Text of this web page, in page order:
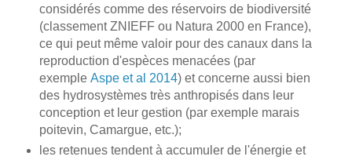
considérés comme des réservoirs de biodiversité
(classement ZNIEFF ou Natura 2000 en France),
ce qui peut même valoir pour des canaux dans la
reproduction d'espèces menacées (par
exemple Aspe et al 2014) et concerne aussi bien
des hydrosystèmes très anthropisés dans leur
conception et leur gestion (par exemple marais
poitevin, Camargue, etc.);
les retenues tendent à accumuler de l'énergie et